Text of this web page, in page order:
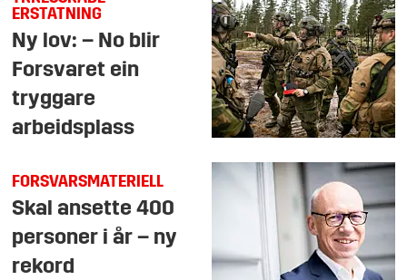
ERSTATNING
Ny lov: – No blir
Forsvaret ein
tryggare
arbeidsplass
FORSVARSMATERIELL
Skal ansette 400
personer i år – ny
rekord